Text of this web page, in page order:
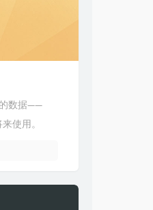
的数据——
使用。